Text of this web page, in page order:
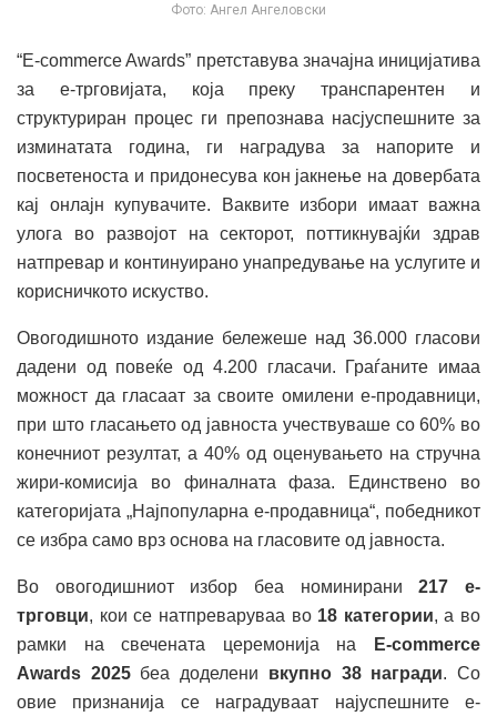
Фото: Ангел Ангеловски
“E-commerce Awards” претставува значајна иницијатива
за е-трговијата, која преку транспарентен и
структуриран процес ги препознава насјуспешните за
изминатата година, ги наградува за напорите и
посветеноста и придонесува кон јакнење на довербата
кај онлајн купувачите. Ваквите избори имаат важна
улога во развојот на секторот, поттикнувајќи здрав
натпревар и континуирано унапредување на услугите и
корисничкото искуство.
Овогодишното издание бележеше над 36.000 гласови
дадени од повеќе од 4.200 гласачи. Граѓаните имаа
можност да гласаат за своите омилени е-продавници,
при што гласањето од јавноста учествуваше со 60% во
конечниот резултат, а 40% од оценувањето на стручна
жири-комисија во финалната фаза. Единствено во
категоријата „Најпопуларна е-продавница“, победникот
се избра само врз основа на гласовите од јавноста.
Во овогодишниот избор беа номинирани217 е-
трговци, кои се натпреваруваа во 18 категории, а во
рамки на свечената церемонија на
E-commerce
Awards 2025беа доделени вкупно 38 награди. Со
овие признанија се наградуваат најуспешните е-